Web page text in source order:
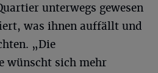
unterwegs gewesen
was ihnen auffällt und
„Die
wünscht sich mehr